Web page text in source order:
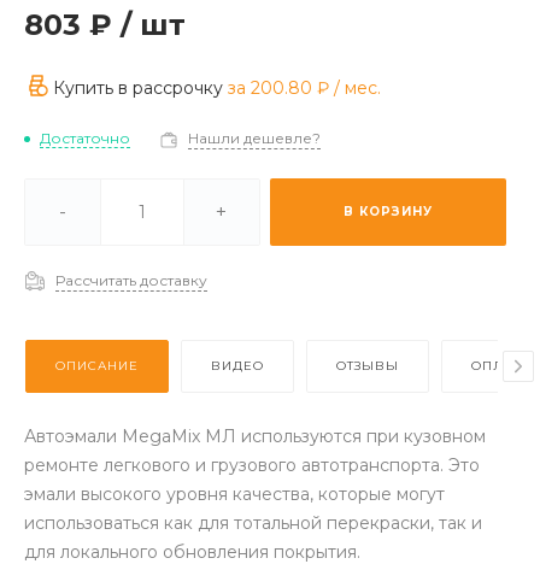
803 ₽ / шт
Купить в рассрочку за 200.80 ₽ / мес.
Достаточно Нашли дешевле?
- + В КОРЗИНУ
Рассчитать доставку
ОПИСАНИЕ ВИДЕО ОТЗЫВЫ ОПЛАТА
Автоэмали MegaMix МЛ используются при кузовном
ремонте легкового и грузового автотранспорта. Это
эмали высокого уровня качества, которые могут
использоваться как для тотальной перекраски, так и
для локального обновления покрытия.